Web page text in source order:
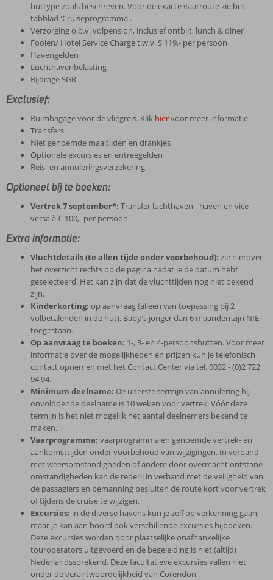
huttype zoals beschreven. Voor de exacte vaarroute zie het
tabblad 'Cruiseprogramma'.
Verzorging o.b.v. volpension, inclusief ontbijt, lunch & diner
Fooien/ Hotel Service Charge t.w.v. $ 119,- per persoon
Havengelden
Luchthavenbelasting
Bijdrage SGR
Exclusief:
Ruimbagage voor de vliegreis. Klik hiervoor meer informatie.
Transfers
Niet genoemde maaltijden en drankjes
Optionele excursies en entreegelden
Reis- en annuleringsverzekering
Optioneel bij te boeken:
Vertrek 7 september*: Transfer luchthaven - haven en vice
versa à € 100,- per persoon
Extra informatie:
Vluchtdetails (te allen tijde onder voorbehoud): zie hierover
het overzicht rechts op de pagina nadat je de datum hebt
geselecteerd. Het kan zijn dat de vluchttijden nog niet bekend
zijn.
Kinderkorting: op aanvraag (alleen van toepassing bij 2
volbetalenden in de hut). Baby's jonger dan 6 maanden zijn NIET
toegestaan.
Op aanvraag te boeken: 1-, 3- en 4-persoonshutten. Voor meer
informatie over de mogelijkheden en prijzen kun je telefonisch
contact opnemen met het Contact Center via tel. 0032 - (0)2 722
94 94.
Minimum deelname: De uiterste termijn van annulering bij
onvoldoende deelname is 10 weken voor vertrek. Vóór deze
termijn is het niet mogelijk het aantal deelnemers bekend te
maken.
Vaarprogramma: vaarprogramma en genoemde vertrek- en
aankomsttijden onder voorbehoud van wijzigingen. In verband
met weersomstandigheden of andere door overmacht ontstane
omstandigheden kan de rederij in verband met de veiligheid van
de passagiers en bemanning besluiten de route kort voor vertrek
of tijdens de cruise te wijzigen.
Excursies: in de diverse havens kun je zelf op verkenning gaan,
maar je kan aan boord ook verschillende excursies bijboeken.
Deze excursies worden door plaatselijke onafhankelijke
touroperators uitgevoerd en de begeleiding is niet (altijd)
Nederlandssprekend. Deze facultatieve excursies vallen niet
onder de verantwoordelijkheid van Corendon.